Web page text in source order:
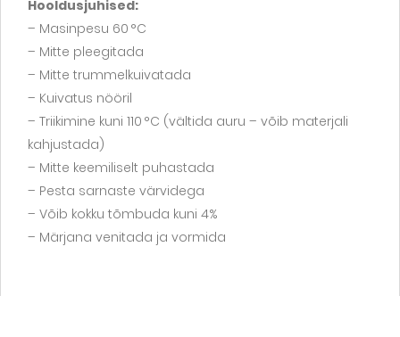
Hooldusjuhised:
– Masinpesu 60 °C
– Mitte pleegitada
– Mitte trummelkuivatada
– Kuivatus nööril
– Triikimine kuni 110 °C (vältida auru – võib materjali
kahjustada)
– Mitte keemiliselt puhastada
– Pesta sarnaste värvidega
– Võib kokku tõmbuda kuni 4%
– Märjana venitada ja vormida